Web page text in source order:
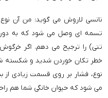
نانسی لاروش می گوید: من آن
تسمه ای وصل می شود که به دور
تنی) را ترجیح می دهم. اگر
خطر تکان خوردن شدید و شکسته
نوع، فشار بر روی قسمت زیادی از
می شود که حیوان خانگی شما هم